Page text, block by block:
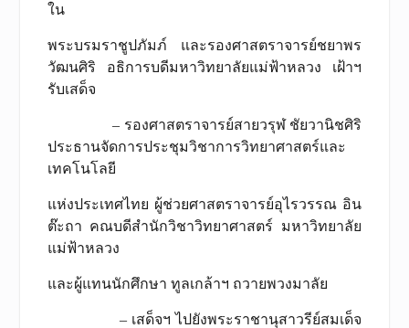
ใน
พระบรมราชูปภัมภ์ และรองศาสตราจารย์ชยาพร
วัฒนศิริ อธิการบดีมหาวิทยาลัยแม่ฟ้าหลวง เฝ้าฯ
รับเสด็จ
– รองศาสตราจารย์สายวรุฬ ชัยวานิชศิริ
ประธานจัดการประชุมวิชาการวิทยาศาสตร์และ
เทคโนโลยี
แห่งประเทศไทย ผู้ช่วยศาสตราจารย์อุไรวรรณ อิน
ต๊ะถา คณบดีสำนักวิชาวิทยาศาสตร์ มหาวิทยาลัย
แม่ฟ้าหลวง
และผู้แทนนักศึกษา ทูลเกล้าฯ ถวายพวงมาลัย
– เสด็จฯ ไปยังพระราชานุสาวรีย์สมเด็จ